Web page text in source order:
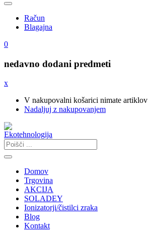
Račun
Blagajna
0
nedavno dodani predmeti
x
V nakupovalni košarici nimate artiklov
Nadaljuj z nakupovanjem
Domov
Trgovina
AKCIJA
SOLADEY
Ionizatorji/čistilci zraka
Blog
Kontakt